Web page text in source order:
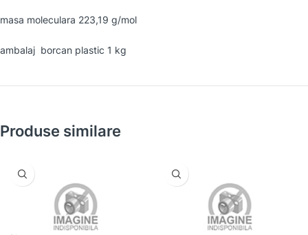
masa moleculara 223,19 g/mol
ambalaj borcan plastic 1 kg
Produse similare